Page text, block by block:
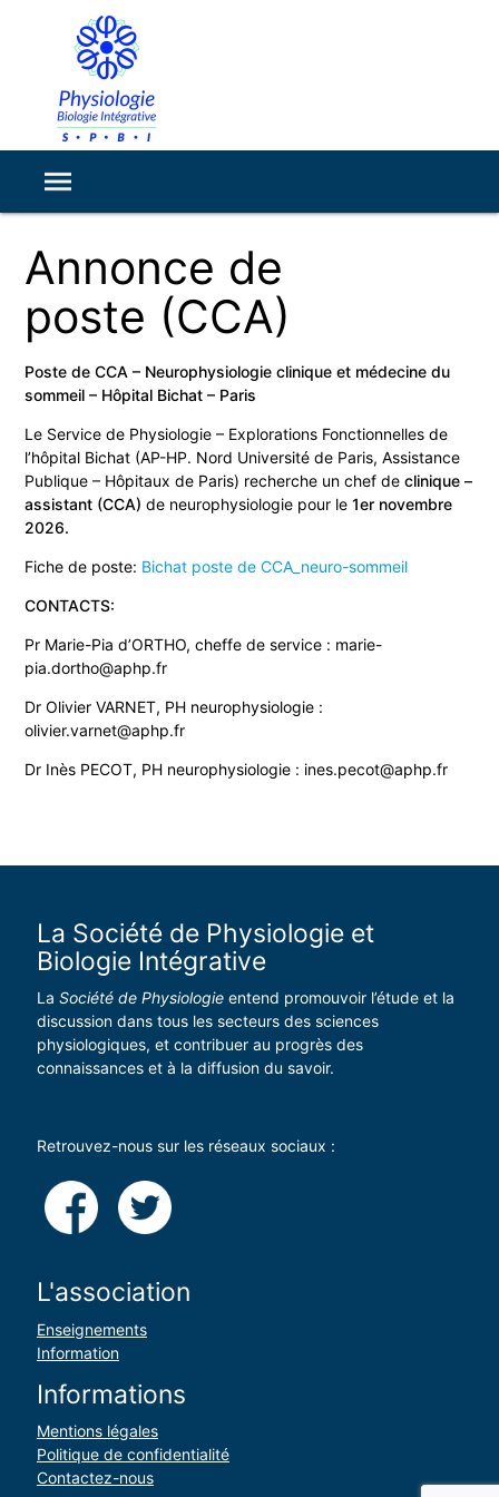
Annonce de
poste (CCA)
Poste de CCA – Neurophysiologie clinique et médecine du
sommeil – Hôpital Bichat – Paris
Le Service de Physiologie – Explorations Fonctionnelles de
l’hôpital Bichat (AP-HP. Nord Université de Paris, Assistance
Publique – Hôpitaux de Paris) recherche un chef declinique –
assistant (CCA)de neurophysiologie pour le1er novembre
2026.
Fiche de poste: Bichat poste de CCA_neuro-sommeil
CONTACTS:
Pr Marie-Pia d’ORTHO, cheffe de service : marie-
pia.dortho@aphp.fr
Dr Olivier VARNET, PH neurophysiologie :
olivier.varnet@aphp.fr
Dr Inès PECOT, PH neurophysiologie : ines.pecot@aphp.fr
La Société de Physiologie et
Biologie Intégrative
La Société de Physiologieentend promouvoir l’étude et la
discussion dans tous les secteurs des sciences
physiologiques, et contribuer au progrès des
connaissances et à la diffusion du savoir.
Retrouvez-nous sur les réseaux sociaux :
L'association
Enseignements
Information
Informations
Mentions légales
Politique de confidentialité
Contactez-nous